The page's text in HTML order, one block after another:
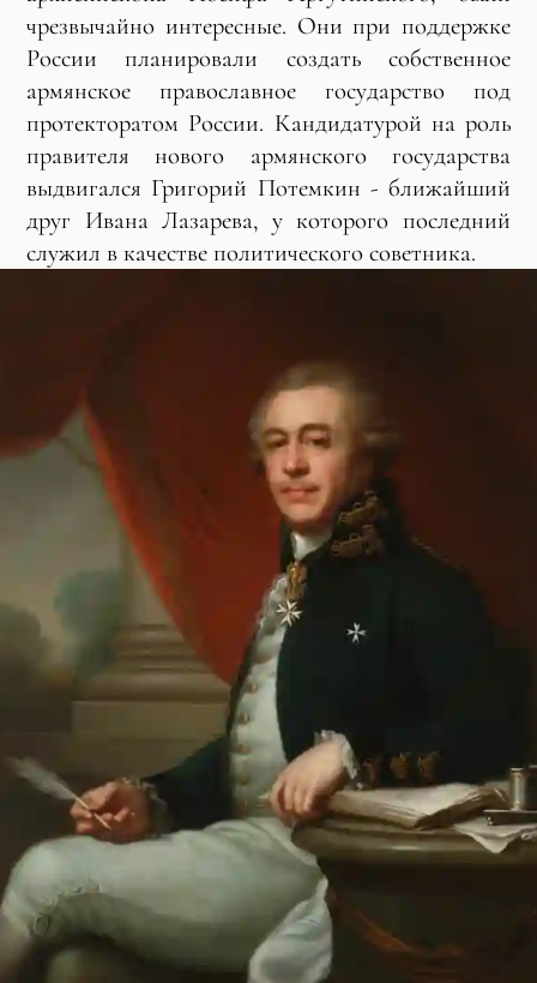
чрезвычайно интересные. Они при поддержке
России планировали создать собственное
армянское православное государство под
протекторатом России. Кандидатурой на роль
правителя нового армянского государства
выдвигался Григорий Потемкин - ближайший
друг Ивана Лазарева, у которого последний
служил в качестве политического советника.